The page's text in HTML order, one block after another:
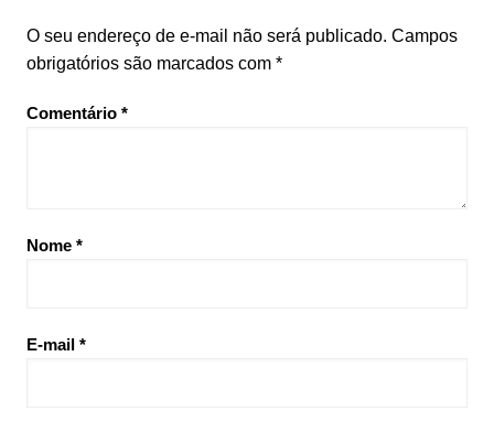
O seu endereço de e-mail não será publicado. Campos
obrigatórios são marcados com *
Comentário *
Nome *
E-mail *